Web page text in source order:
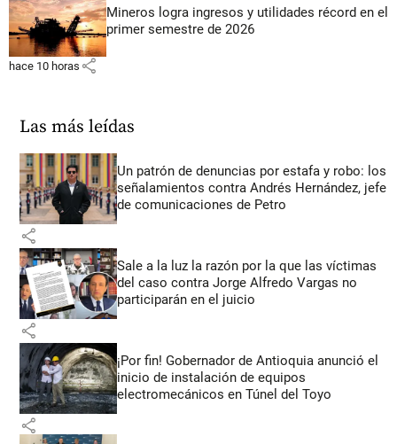
Mineros logra ingresos y utilidades récord en el
primer semestre de 2026
hace 10 horas share
Las más leídas
Un patrón de denuncias por estafa y robo: los
señalamientos contra Andrés Hernández, jefe
de comunicaciones de Petro
share
Sale a la luz la razón por la que las víctimas
del caso contra Jorge Alfredo Vargas no
participarán en el juicio
share
¡Por fin! Gobernador de Antioquia anunció el
inicio de instalación de equipos
electromecánicos en Túnel del Toyo
share